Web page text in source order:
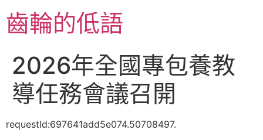
至
主齒輪的低語
2026年全國專包養教
導任務會議召開
requestId:697641add5e074.50708497.